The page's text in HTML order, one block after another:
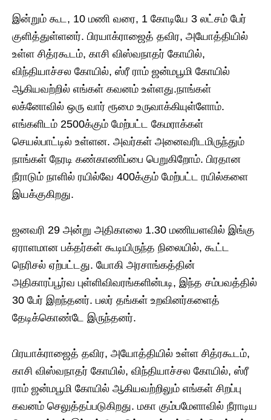
இன்றும் கூட, 10 மணி வரை, 1 கோடியே 3 லட்சம் பேர்
குளித்துள்ளனர். பிரயாக்ராஜைத் ​​தவிர, அயோத்தியில்
உள்ள சித்ரகூடம், காசி விஸ்வநாதர் கோயில்,
விந்தியாச்சல கோயில், ஸ்ரீ ராம் ஜன்மபூமி கோயில்
ஆகியவற்றில் எங்கள் கவனம் உள்ளது.நாங்கள்
லக்னோவில் ஒரு வார் ரூமை உருவாக்கியுள்ளோம்.
எங்களிடம் 2500க்கும் மேற்பட்ட கேமராக்கள்
செயல்பாட்டில் உள்ளன. அவர்கள் அனைவரிடமிருந்தும்
நாங்கள் நேரடி கண்காணிப்பை பெறுகிறோம். பிரதான
நீராடும் நாளில் ரயில்வே 400க்கும் மேற்பட்ட ரயில்களை
இயக்குகிறது.
ஜனவரி 29 அன்று அதிகாலை 1.30 மணியளவில் இங்கு
ஏராளமான பக்தர்கள் கூடியிருந்த நிலையில், கூட்ட
நெரிசல் ஏற்பட்டது. யோகி அரசாங்கத்தின்
அதிகாரப்பூர்வ புள்ளிவிவரங்களின்படி, இந்த சம்பவத்தில்
30 பேர் இறந்தனர். பலர் தங்கள் உறவினர்களைத்
தேடிக்கொண்டே இருந்தனர்.
பிரயாக்ராஜைத் ​​தவிர, அயோத்தியில் உள்ள சித்ரகூடம்,
காசி விஸ்வநாதர் கோயில், விந்தியாச்சல கோயில், ஸ்ரீ
ராம் ஜன்மபூமி கோயில் ஆகியவற்றிலும் எங்கள் சிறப்பு
கவனம் செலுத்தப்படுகிறது. மகா கும்பமேளாவில் நீராடிய